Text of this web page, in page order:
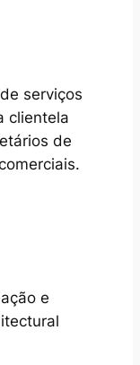
serviços
clientela
de
e